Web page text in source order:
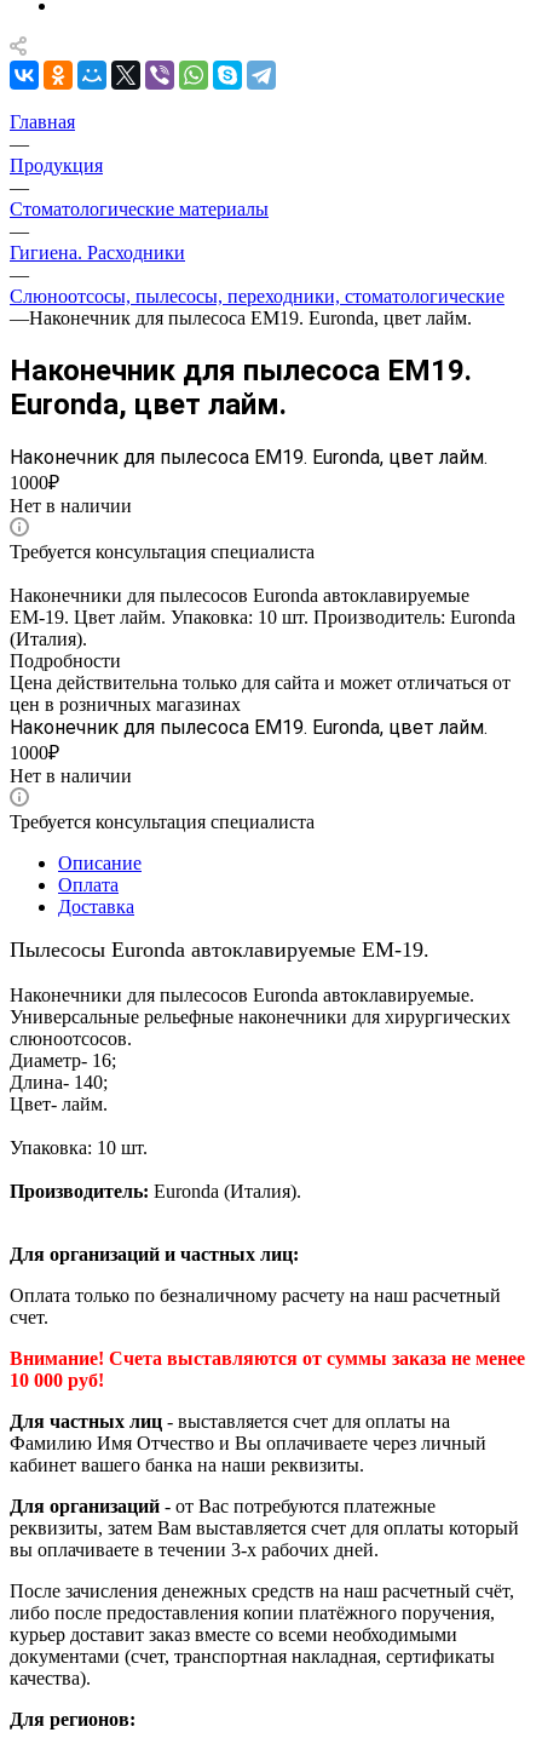
Главная
—
Продукция
—
Стоматологические материалы
—
Гигиена. Расходники
—
Слюноотсосы, пылесосы, переходники, стоматологические
—Наконечник для пылесоса ЕМ19. Euronda, цвет лайм.
Наконечник для пылесоса ЕМ19.
Euronda, цвет лайм.
Наконечник для пылесоса ЕМ19. Euronda, цвет лайм.
1000₽
Нет в наличии
Требуется консультация специалиста
Наконечники для пылесосов Euronda автоклавируемые
ЕМ-19. Цвет лайм. Упаковка: 10 шт. Производитель: Euronda
(Италия).
Подробности
Цена действительна только для сайта и может отличаться от
цен в розничных магазинах
Наконечник для пылесоса ЕМ19. Euronda, цвет лайм.
1000₽
Нет в наличии
Требуется консультация специалиста
Описание
Оплата
Доставка
Пылесосы Euronda автоклавируемые ЕМ-19.
Наконечники для пылесосов Euronda автоклавируемые.
Универсальные рельефные наконечники для хирургических
слюноотсосов.
Диаметр- 16;
Длина- 140;
Цвет- лайм.
Упаковка: 10 шт.
Производитель: Euronda (Италия).
Для организаций и частных лиц:
Оплата только по безналичному расчету на наш расчетный
счет.
Внимание! Счета выставляются от суммы заказа не менее
10 000 руб!
Для частных лиц - выставляется счет для оплаты на
Фамилию Имя Отчество и Вы оплачиваете через личный
кабинет вашего банка на наши реквизиты.
Для организаций - от Вас потребуются платежные
реквизиты, затем Вам выставляется счет для оплаты который
вы оплачиваете в течении 3-х рабочих дней.
После зачисления денежных средств на наш расчетный счёт,
либо после предоставления копии платёжного поручения,
курьер доставит заказ вместе со всеми необходимыми
документами (счет, транспортная накладная, сертификаты
качества).
Для регионов: